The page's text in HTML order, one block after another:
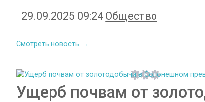
29.09.2025 09:24 Общество
Смотреть новость →
Ущерб почвам от